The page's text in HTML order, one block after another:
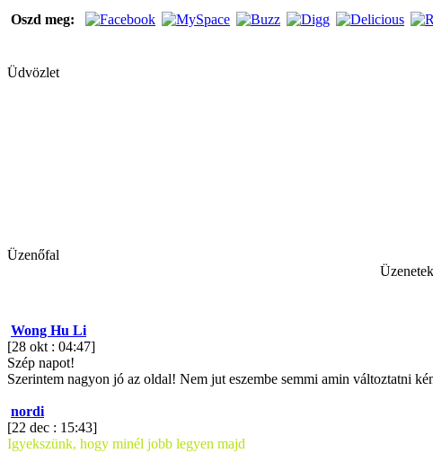
Oszd meg:
Üdvözlet
Üzenőfal
Wong Hu Li
[28 okt : 04:47]
Szép napot!
Szerintem nagyon jó az oldal! Nem jut eszembe semmi amin változtatni
nordi
[22 dec : 15:43]
Igyekszünk, hogy minél jobb legyen majd